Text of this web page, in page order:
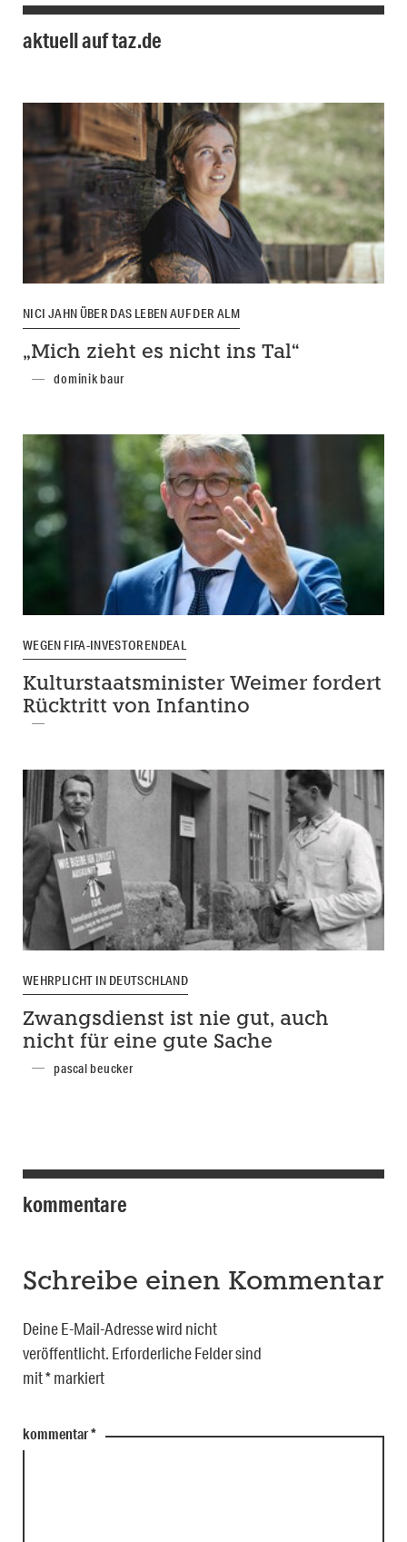
aktuell auf taz.de
NICI JAHN ÜBER DAS LEBEN AUF DER ALM
„Mich zieht es nicht ins Tal“
dominik baur
WEGEN FIFA-INVESTORENDEAL
Kulturstaatsminister Weimer fordert
Rücktritt von Infantino
WEHRPLICHT IN DEUTSCHLAND
Zwangsdienst ist nie gut, auch
nicht für eine gute Sache
pascal beucker
kommentare
Schreibe einen Kommentar
Deine E-Mail-Adresse wird nicht
veröffentlicht. Erforderliche Felder sind
mit*markiert
kommentar*